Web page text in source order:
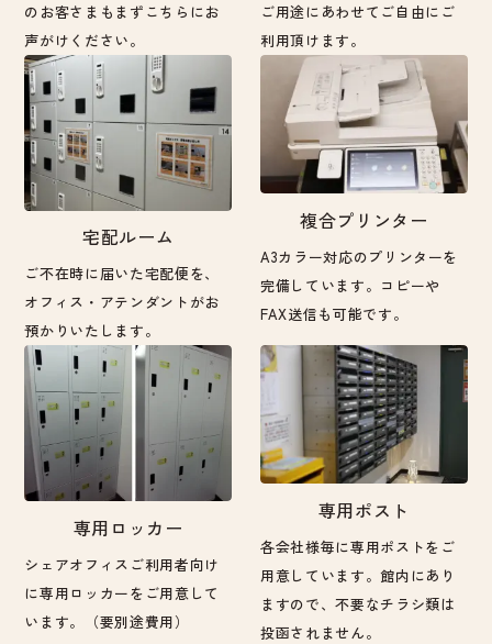
のお客さまもまずこちらにお
声がけください。
ご用途にあわせてご自由にご
利用頂けます。
宅配ルーム
ご不在時に届いた宅配便を、
オフィス・アテンダントがお
預かりいたします。
複合プリンター
A3カラー対応のプリンターを
完備しています。コピーや
FAX送信も可能です。
専用ロッカー
シェアオフィスご利用者向け
に専用ロッカーをご用意して
います。（要別途費用）
専用ポスト
各会社様毎に専用ポストをご
用意しています。館内にあり
ますので、不要なチラシ類は
投函されません。